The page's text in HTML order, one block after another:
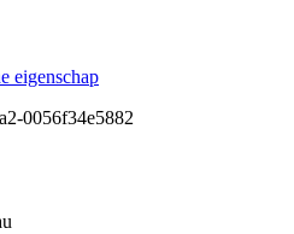
eigenschap
0056f34e5882